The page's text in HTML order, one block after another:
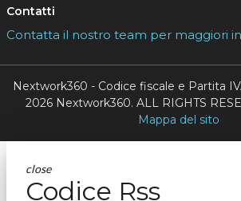
Contatti
Contatta il nostro team per maggiori
Nextwork360 - Codice fiscale e Partita
2026 Nextwork360. ALL RIGHTS
Mappa del sito
close
Codice Rss